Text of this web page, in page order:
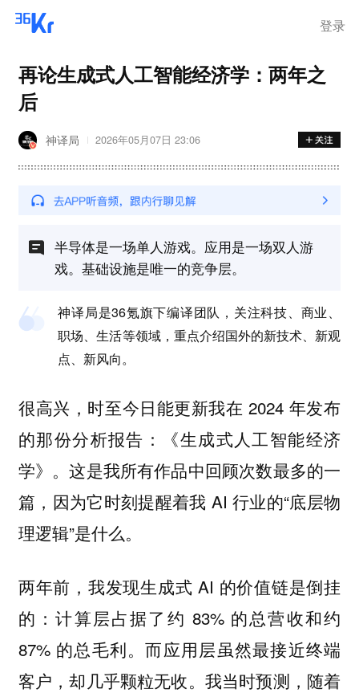
登录
再论生成式人工智能经济学：两年之
后
神译局 2026年05月07日 23:06
半导体是一场单人游戏。应用是一场双人游
戏。基础设施是唯一的竞争层。
神译局是36氪旗下编译团队，关注科技、商业、
职场、生活等领域，重点介绍国外的新技术、新观
点、新风向。
很高兴，时至今日能更新我在 2024 年发布
的那份分析报告：《生成式人工智能经济
学》。这是我所有作品中回顾次数最多的一
篇，因为它时刻提醒着我 AI 行业的“底层物
理逻辑”是什么。
两年前，我发现生成式 AI 的价值链是倒挂
的：计算层占据了约 83% 的总营收和约
87% 的总毛利。而应用层虽然最接近终端
客户，却几乎颗粒无收。我当时预测，随着